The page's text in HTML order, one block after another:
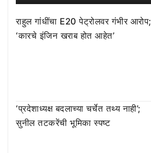
राहुल गांधींचा E20 पेट्रोलवर गंभीर आरोप;
‘कारचे इंजिन खराब होत आहेत’
‘प्रदेशाध्यक्ष बदलाच्या चर्चेत तथ्य नाही’;
सुनील तटकरेंची भूमिका स्पष्ट